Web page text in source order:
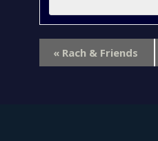
«Rach & Friends